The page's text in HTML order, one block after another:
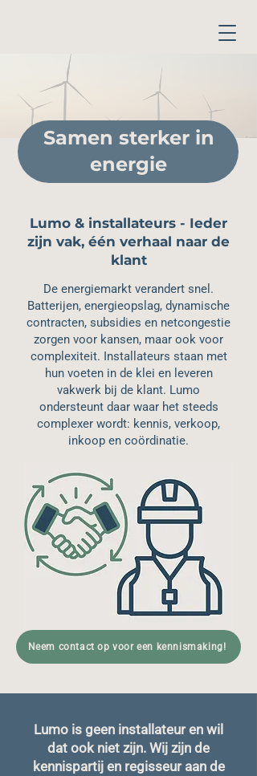
Samen sterker in
energie
Lumo & installateurs - Ieder
zijn vak, één verhaal naar de
klant
De energiemarkt verandert snel.
Batterijen, energieopslag, dynamische
contracten, subsidies en netcongestie
zorgen voor kansen, maar ook voor
complexiteit. Installateurs staan met
hun voeten in de klei en leveren
vakwerk bij de klant. Lumo
ondersteunt daar waar het steeds
complexer wordt: kennis, verkoop,
inkoop en coördinatie.
Neem contact op voor een kennismaking!
Lumo is geen installateur en wil
dat ook niet zijn. Wij zijn de
kennispartij en regisseur aan de